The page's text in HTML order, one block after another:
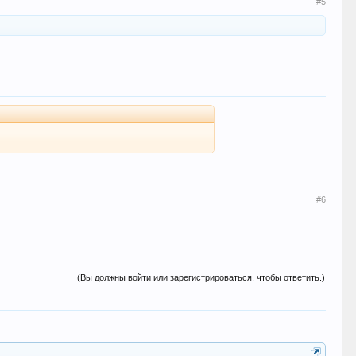
#6
(Вы должны войти или зарегистрироваться, чтобы ответить.)